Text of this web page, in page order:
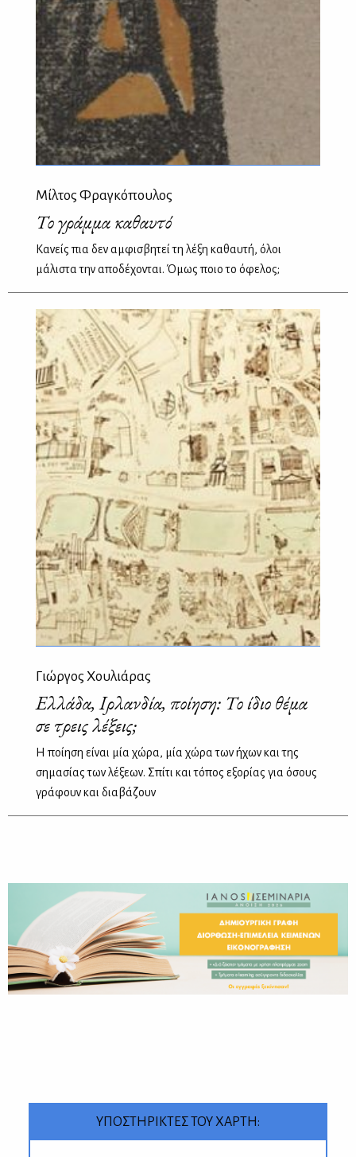
Μίλτος Φραγκόπουλος
Το γράμμα καθαυτό
Κανείς πια δεν αμφισβητεί τη λέξη καθαυτή, όλοι
μάλιστα την αποδέχονται. Όμως ποιο το όφελος;
Γιώργος Χουλιάρας
Ελλάδα, Ιρλανδία, ποίηση: Το ίδιο θέμα
σε τρεις λέξεις;
Η ποίηση είναι μία χώρα, μία χώρα των ήχων και της
σημασίας των λέξεων. Σπίτι και τόπος εξορίας για όσους
γράφουν και διαβάζουν
ΥΠΟΣΤΗΡΙΚΤΕΣ ΤΟΥ ΧΑΡΤΗ: